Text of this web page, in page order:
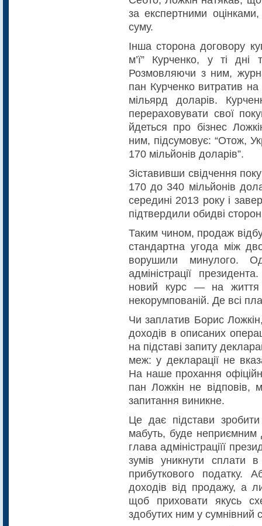
за експертними
суму.
Інша сторона договору
м’ї” Курченко, у ті
Розмовляючи з ним,
пан Курченко витратив
мільярд доларів.
перераховувати свої
йдеться про бізнес
ним, підсумовує: “Отож,
170 мільйонів доларів”.
Зіставивши свідчення
170 до 340 мільйонів
середині 2013 року і
підтвердили обидві
Таким чином, продаж
стандартна угода між
ворушили минулого.
адміністрації
новий курс — на життя
некорумпованій. Де всі
Чи заплатив Борис
доходів в описаних
на підставі запиту
меж: у декларації не
На наше прохання
пан Ложкін не відповів,
запитання виникне.
Це дає підстави
мабуть, буде
глава адміністраціїї
зумів уникнути сплати в
прибуткового податку.
доходів від продажу, а
щоб приховати якусь
здобутих ним у сумнівний